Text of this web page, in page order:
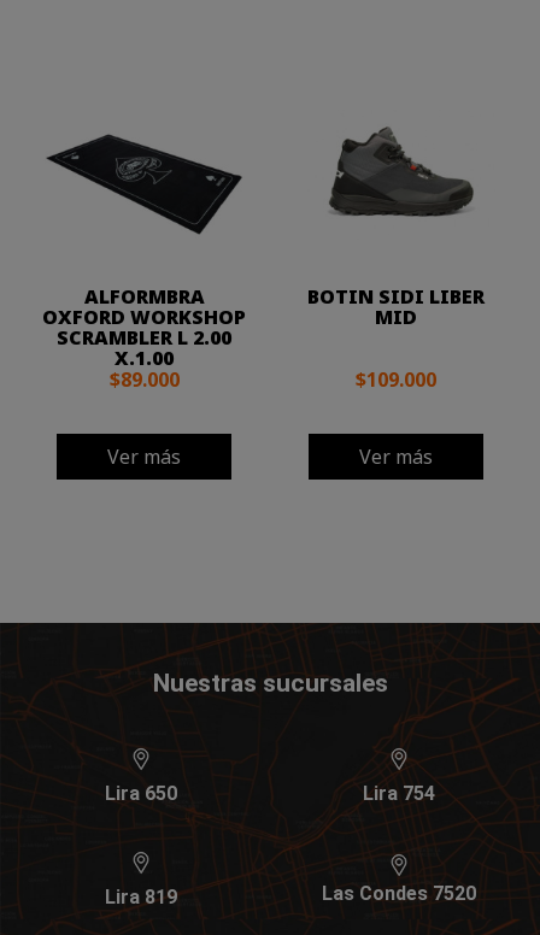
ALFORMBRA
OXFORD WORKSHOP
SCRAMBLER L 2.00
X.1.00
$89.000
Ver más
BOTIN SIDI LIBER
MID
$109.000
Ver más
Nuestras sucursales
Lira 650 Lira 754
Lira 819 Las Condes 7520